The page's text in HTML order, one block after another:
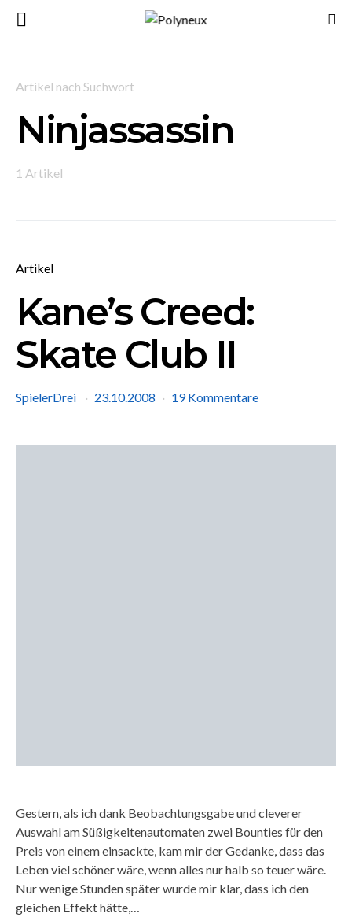
Artikel nach Suchwort
Ninjassassin
1 Artikel
Artikel
Kane’s Creed:
Skate Club II
SpielerDrei 23.10.2008 19 Kommentare
Gestern, als ich dank Beobachtungsgabe und cleverer
Auswahl am Süßigkeitenautomaten zwei Bounties für den
Preis von einem einsackte, kam mir der Gedanke, dass das
Leben viel schöner wäre, wenn alles nur halb so teuer wäre.
Nur wenige Stunden später wurde mir klar, dass ich den
gleichen Effekt hätte,…